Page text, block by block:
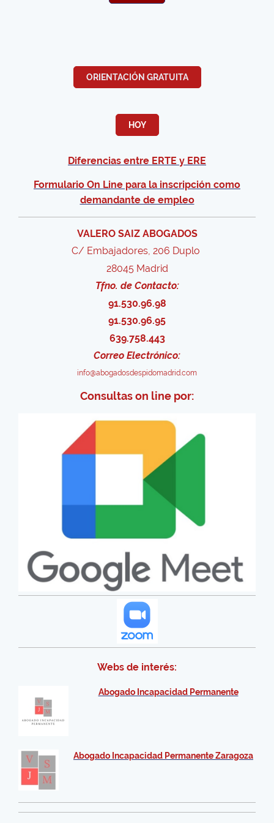
ORIENTACIÓN GRATUITA
HOY
Diferencias entre ERTE y ERE
Formulario On Line para la inscripción como
demandante de empleo
VALERO SAIZ ABOGADOS
C/ Embajadores, 206 Duplo
28045 Madrid
Tfno. de Contacto:
91.530.96.98
91.530.96.95
639.758.443
Correo Electrónico:
info@abogadosdespidomadrid.com
Consultas on line por:
Webs de interés:
Abogado Incapacidad Permanente
Abogado Incapacidad Permanente Zaragoza